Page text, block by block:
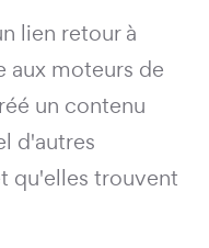
lien retour à
aux moteurs de
un contenu
d'autres
qu'elles trouvent